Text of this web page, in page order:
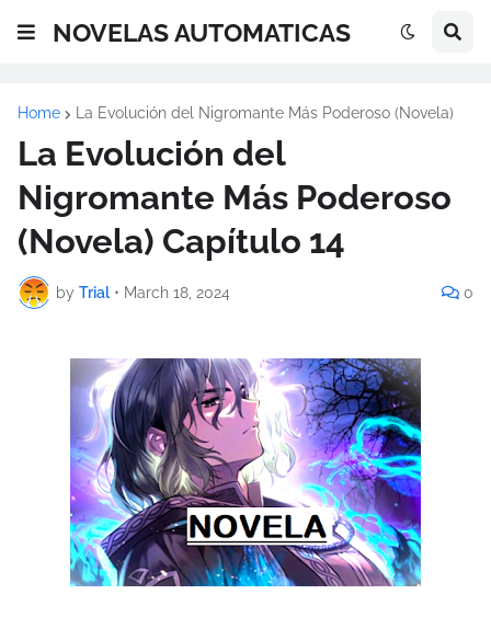
NOVELAS AUTOMATICAS
Home La Evolución del Nigromante Más Poderoso (Novela)
La Evolución del
Nigromante Más Poderoso
(Novela) Capítulo 14
by Trial • March 18, 2024 0